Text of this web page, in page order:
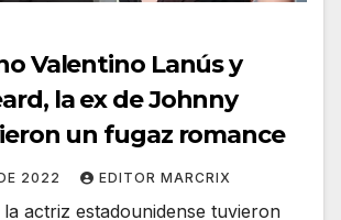
Valentino Lanús y
la ex de Johnny
un fugaz romance
2022 EDITOR MARCRIX
actriz estadounidense tuvieron